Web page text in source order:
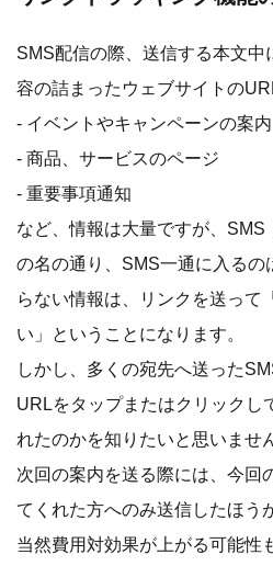
SMS配信の際、送信する本文中
容の詰まったウェブサイトの
- イベントやキャンペーンの案内
- 商品、サービスのページ
- 重要事項通知
など、情報は大量ですが、SMS
の名の通り、SMS一通に入るの
らない情報は、リンクを送って
い」ということになります。
しかし、多くの宛先へ送った
URLをタップまたはクリックし
れたのかを知りたいと思いませ
次回の案内を送る際には、今回
てくれた方へのみ送信したほう
当然費用対効果が上がる可能性